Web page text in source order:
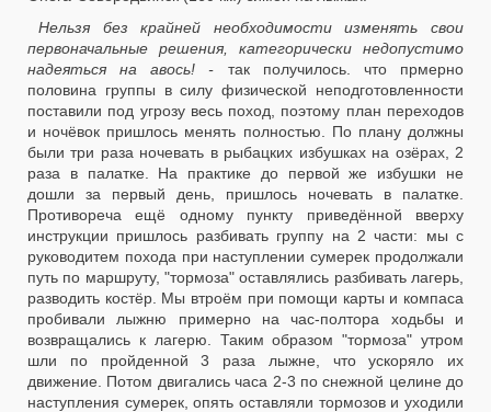
Нельзя без крайней необходимости изменять свои
первоначальные решения, категорически недопустимо
надеяться на авось! - так получилось. что прмерно
половина группы в силу физической неподготовленности
поставили под угрозу весь поход, поэтому план переходов
и ночёвок пришлось менять полностью. По плану должны
были три раза ночевать в рыбацких избушках на озёрах, 2
раза в палатке. На практике до первой же избушки не
дошли за первый день, пришлось ночевать в палатке.
Противореча ещё одному пункту приведённой вверху
инструкции пришлось разбивать группу на 2 части: мы с
руководитем похода при наступлении сумерек продолжали
путь по маршруту, "тормоза" оставлялись разбивать лагерь,
разводить костёр. Мы втроём при помощи карты и компаса
пробивали лыжню примерно на час-полтора ходьбы и
возвращались к лагерю. Таким образом "тормоза" утром
шли по пройденной 3 раза лыжне, что ускоряло их
движение. Потом двигались часа 2-3 по снежной целине до
наступления сумерек, опять оставляли тормозов и уходили